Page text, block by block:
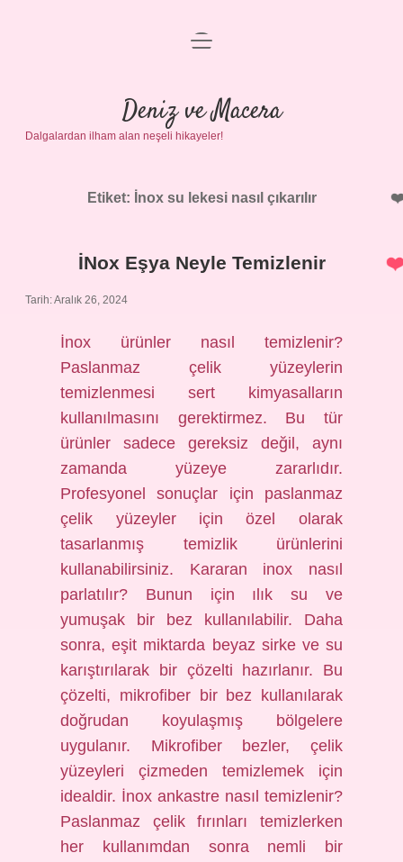
Anasayfa
Gizlilik Politikası
Yasal Uyarı
menüyü
Deniz ve Macera
Dalgalardan ilham alan neşeli hikayeler!
Etiket: İnox su lekesi nasıl çıkarılır
İNox Eşya Neyle Temizlenir
Tarih: Aralık 26, 2024
İnox ürünler nasıl temizlenir?
Paslanmaz çelik yüzeylerin
temizlenmesi sert kimyasalların
kullanılmasını gerektirmez. Bu tür
ürünler sadece gereksiz değil, aynı
zamanda yüzeye zararlıdır.
Profesyonel sonuçlar için paslanmaz
çelik yüzeyler için özel olarak
tasarlanmış temizlik ürünlerini
kullanabilirsiniz. Kararan inox nasıl
parlatılır? Bunun için ılık su ve
yumuşak bir bez kullanılabilir. Daha
sonra, eşit miktarda beyaz sirke ve su
karıştırılarak bir çözelti hazırlanır. Bu
çözelti, mikrofiber bir bez kullanılarak
doğrudan koyulaşmış bölgelere
uygulanır. Mikrofiber bezler, çelik
yüzeyleri çizmeden temizlemek için
idealdir. İnox ankastre nasıl temizlenir?
Paslanmaz çelik fırınları temizlerken
her kullanımdan sonra nemli bir